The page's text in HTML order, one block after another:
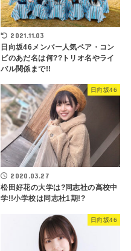
2021.11.03
日向坂46メンバー人気ペア・コン
ビのあだ名は何??トリオ名やライ
バル関係まで!!
日向坂46
2020.03.27
松田好花の大学は?同志社の高校中
学!!小学校は同志社1期!?
日向坂46